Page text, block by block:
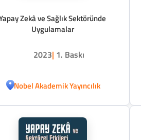
Zekâ ve Sağlık Sektöründe
Uygulamalar
2023| 1. Baskı
Nobel Akademik Yayıncılık